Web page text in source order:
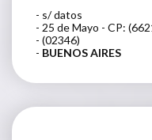
- s/ datos
- 25 de Mayo - CP:
- (02346)
- BUENOS AIRES